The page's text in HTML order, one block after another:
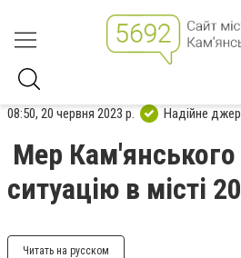
08:50, 20 червня 2023 р. Надійне
Мер
ситуацію в місті
Читать на русском